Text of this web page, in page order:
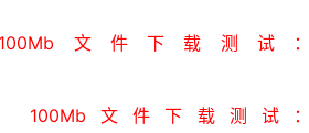
文件下载测试：
100Mb文件下载测试：